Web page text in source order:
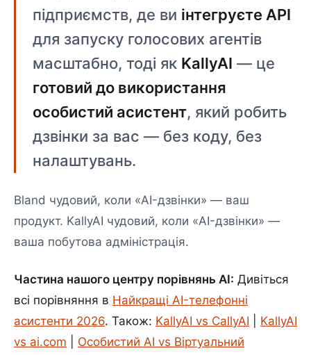
підприємств, де ви інтегруєте API
для запуску голосових агентів
масштабно, тоді як KallyAI — це
готовий до використання
особистий асистент, який робить
дзвінки за вас — без коду, без
налаштувань.
Bland чудовий, коли «AI-дзвінки» — ваш
продукт. KallyAI чудовий, коли «AI-дзвінки» —
ваша побутова адміністрація.
Частина нашого центру порівнянь AI: Дивіться
всі порівняння в Найкращі AI-телефонні
асистенти 2026. Також: KallyAI vs CallyAI
KallyAI
vs ai.com
Особистий AI vs Віртуальний